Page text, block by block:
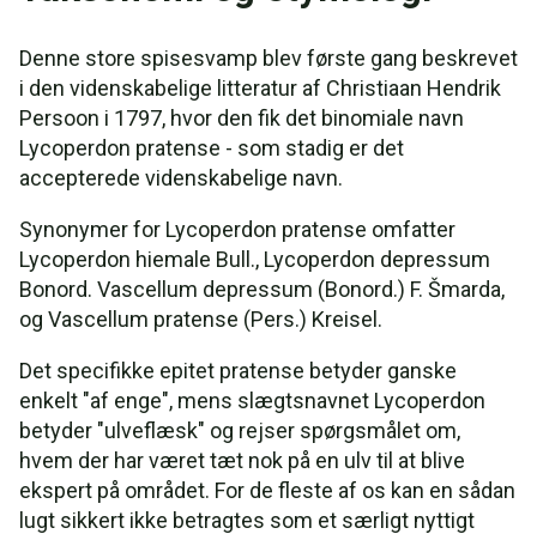
Denne store spisesvamp blev første gang beskrevet
i den videnskabelige litteratur af Christiaan Hendrik
Persoon i 1797, hvor den fik det binomiale navn
Lycoperdon pratense - som stadig er det
accepterede videnskabelige navn.
Synonymer for Lycoperdon pratense omfatter
Lycoperdon hiemale Bull., Lycoperdon depressum
Bonord. Vascellum depressum (Bonord.) F. Šmarda,
og Vascellum pratense (Pers.) Kreisel.
Det specifikke epitet pratense betyder ganske
enkelt "af enge", mens slægtsnavnet Lycoperdon
betyder "ulveflæsk" og rejser spørgsmålet om,
hvem der har været tæt nok på en ulv til at blive
ekspert på området. For de fleste af os kan en sådan
lugt sikkert ikke betragtes som et særligt nyttigt